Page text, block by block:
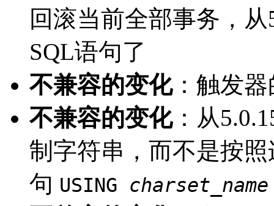
回滚当前全部事务，
SQL语句了
不兼容的变化：触发
不兼容的变化：从
制字符串，而不是按
句 USING charset_name